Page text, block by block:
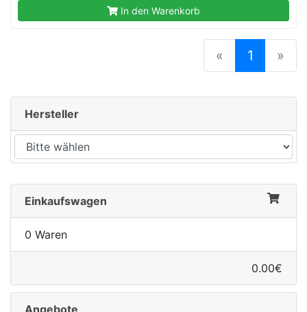
In den Warenkorb
« 1 »
Hersteller
Einkaufswagen
0 Waren
0.00€